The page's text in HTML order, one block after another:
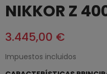
NIKKOR Z
3.445,00 €
Impuestos incluidos